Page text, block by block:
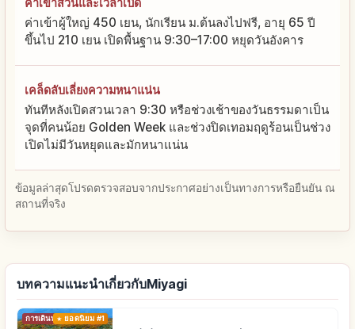
ค่าเข้าสวนและเวลาเปิด
ค่าเข้าผู้ใหญ่ 450 เยน, นักเรียน ม.ต้นลงไปฟรี, อายุ 65 ปี
ขึ้นไป 210 เยน เปิดพื้นฐาน 9:30–17:00 หยุดวันอังคาร
เคล็ดลับเลี่ยงความหนาแน่น
ทันทีหลังเปิดสวนเวลา 9:30 หรือช่วงเช้าของวันธรรมดาเป็น
จุดที่คนน้อย Golden Week และช่วงปิดเทอมฤดูร้อนเป็นช่วง
เปิดไม่มีวันหยุดและมักหนาแน่น
ข้อมูลล่าสุดโปรดตรวจสอบจากประกาศอย่างเป็นทางการหรือยืนยัน ณ
สถานที่จริง
บทความแนะนำเกี่ยวกับMiyagi
การเดินทาง ยอดนิยม #1